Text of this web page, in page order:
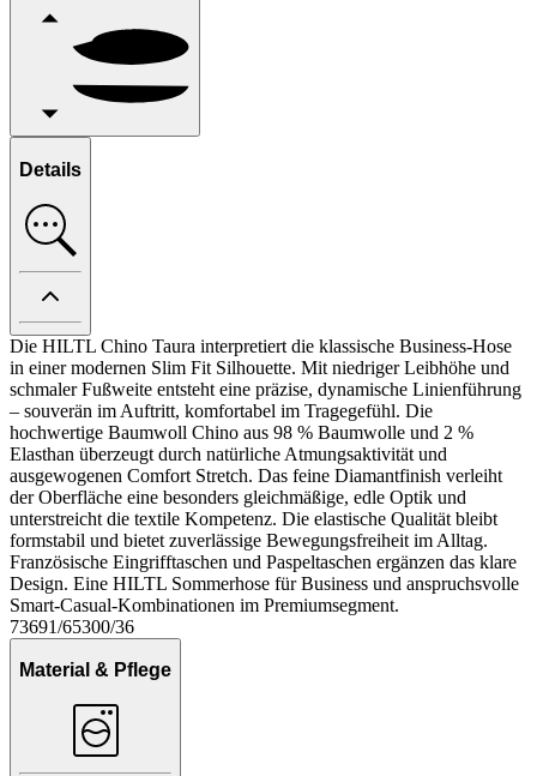
Details
Die HILTL Chino Taura interpretiert die klassische Business-Hose
in einer modernen Slim Fit Silhouette. Mit niedriger Leibhöhe und
schmaler Fußweite entsteht eine präzise, dynamische Linienführung
– souverän im Auftritt, komfortabel im Tragegefühl. Die
hochwertige Baumwoll Chino aus 98 % Baumwolle und 2 %
Elasthan überzeugt durch natürliche Atmungsaktivität und
ausgewogenen Comfort Stretch. Das feine Diamantfinish verleiht
der Oberfläche eine besonders gleichmäßige, edle Optik und
unterstreicht die textile Kompetenz. Die elastische Qualität bleibt
formstabil und bietet zuverlässige Bewegungsfreiheit im Alltag.
Französische Eingrifftaschen und Paspeltaschen ergänzen das klare
Design. Eine HILTL Sommerhose für Business und anspruchsvolle
Smart-Casual-Kombinationen im Premiumsegment.
73691/65300/36
Material & Pflege